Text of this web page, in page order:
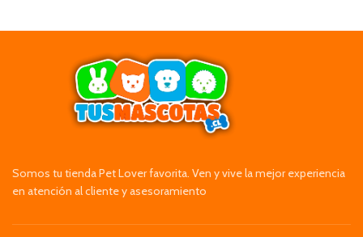
Somos tu tienda Pet Lover favorita. Ven y vive la mejor experiencia
en atención al cliente y asesoramiento